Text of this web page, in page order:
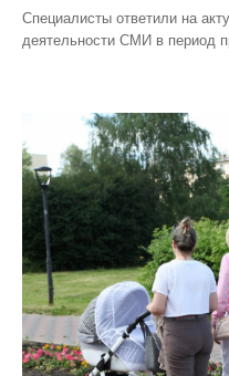
Специалисты ответили на
деятельности СМИ в период